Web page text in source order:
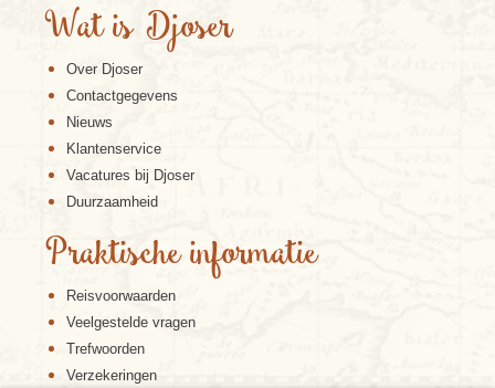
Wat is Djoser
Over Djoser
Contactgegevens
Nieuws
Klantenservice
Vacatures bij Djoser
Duurzaamheid
Praktische informatie
Reisvoorwaarden
Veelgestelde vragen
Trefwoorden
Verzekeringen